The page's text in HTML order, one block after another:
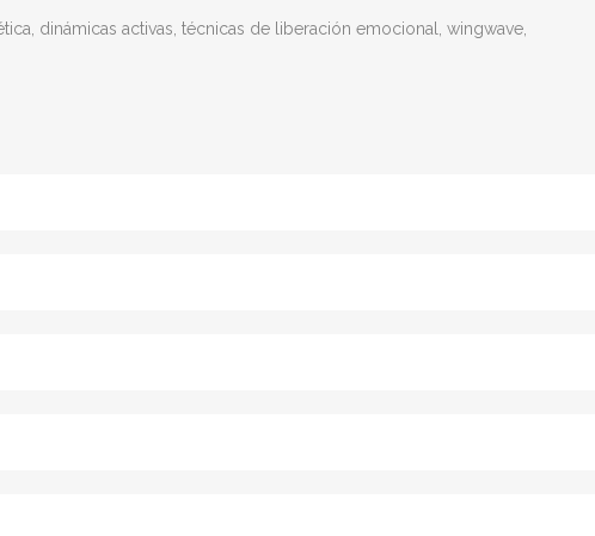
dinámicas activas, técnicas de liberación emocional, wingwave,